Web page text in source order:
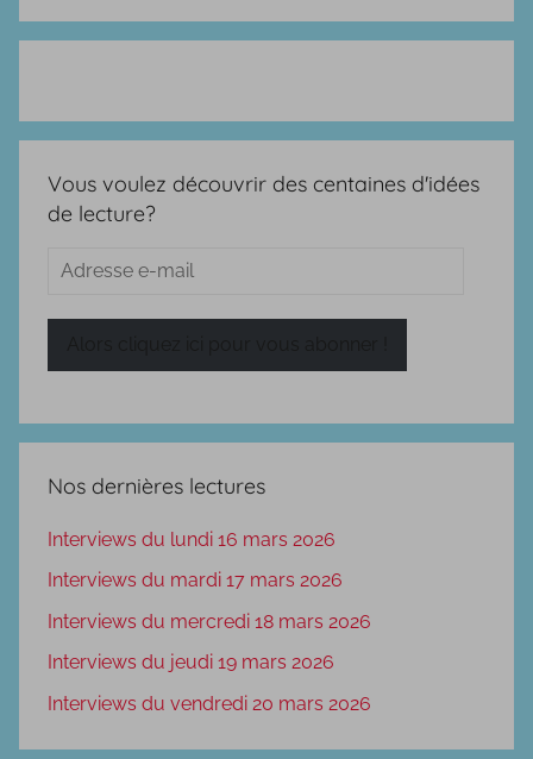
Vous voulez découvrir des centaines d'idées
de lecture?
Adresse
Nos dernières lectures
Interviews du lundi 16 mars 2026
Interviews du mardi 17 mars 2026
Interviews du mercredi 18 mars 2026
Interviews du jeudi 19 mars 2026
Interviews du vendredi 20 mars 2026